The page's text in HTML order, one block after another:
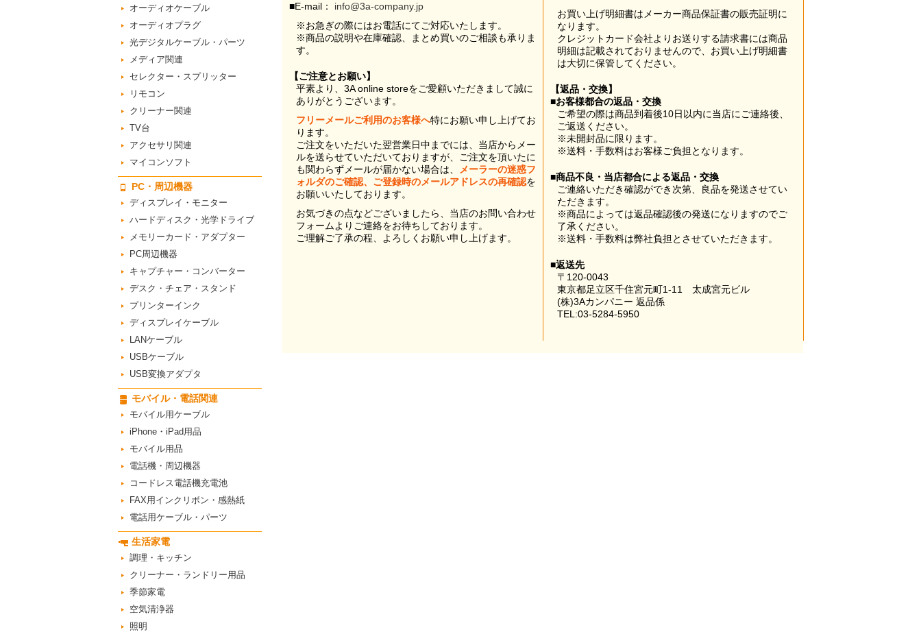
■E-mail：
info@3a-company.jp
※お急ぎの際にはお電話にてご対応いたします。
※商品の説明や在庫確認、まとめ買いのご相談も承りま
す。
【ご注意とお願い】
平素より、3A online storeをご愛顧いただきまして誠に
ありがとうございます。
フリーメールご利用のお客様へ特にお願い申し上げてお
ります。
ご注文をいただいた翌営業日中までには、当店からメー
ルを送らせていただいておりますが、ご注文を頂いたに
も関わらずメールが届かない場合は、
メーラーの迷惑フ
ォルダのご確認、ご登録時のメールアドレスの再確認を
お願いいたしております。
お気づきの点などございましたら、当店のお問い合わせ
フォームよりご連絡をお待ちしております。
ご理解ご了承の程、よろしくお願い申し上げます。
お買い上げ明細書はメーカー商品保証書の販売証明に
なります。
クレジットカード会社よりお送りする請求書には商品
明細は記載されておりませんので、お買い上げ明細書
は大切に保管してください。
【返品・交換】
■お客様都合の返品・交換
ご希望の際は商品到着後10日以内に当店にご連絡後、
ご返送ください。
※未開封品に限ります。
※送料・手数料はお客様ご負担となります。
■商品不良・当店都合による返品・交換
ご連絡いただき確認ができ次第、良品を発送させてい
ただきます。
※商品によっては返品確認後の発送になりますのでご
了承ください。
※送料・手数料は弊社負担とさせていただきます。
■返送先
〒120-0043
東京都足立区千住宮元町1-11 太成宮元ビル
(株)3Aカンパニー 返品係
TEL:03-5284-5950
オーディオケーブル
オーディオプラグ
光デジタルケーブル・パーツ
メディア関連
セレクター・スプリッター
リモコン
クリーナー関連
TV台
アクセサリ関連
マイコンソフト
PC・周辺機器
ディスプレイ・モニター
ハードディスク・光学ドライブ
メモリーカード・アダプター
PC周辺機器
キャプチャー・コンバーター
デスク・チェア・スタンド
プリンターインク
ディスプレイケーブル
LANケーブル
USBケーブル
USB変換アダプタ
モバイル・電話関連
モバイル用ケーブル
iPhone・iPad用品
モバイル用品
電話機・周辺機器
コードレス電話機充電池
FAX用インクリボン・感熱紙
電話用ケーブル・パーツ
生活家電
調理・キッチン
クリーナー・ランドリー用品
季節家電
空気清浄器
照明